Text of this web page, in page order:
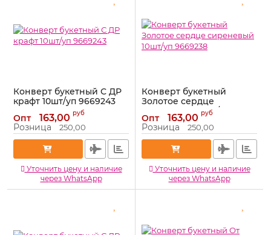
Конверт букетный С ДР
крафт 10шт/уп 9669243
Артикул: 9669243
Опт 163,00 руб
Розница 250,00
Уточнить цену и наличие
через WhatsApp
Конверт букетный
Золотое сердце
сиреневый 10шт/уп
9669238
Артикул: 9669238
Опт 163,00 руб
Розница 250,00
Уточнить цену и наличие
через WhatsApp